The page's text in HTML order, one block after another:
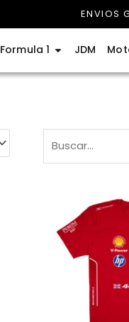
ENVIOS
Formula 1 Abrir Formula
JDM